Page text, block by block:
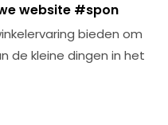
website #spon
bieden om
de kleine dingen in het